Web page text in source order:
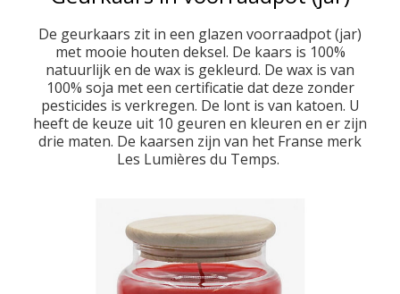
Zeep aan koord
Zeepbol
Ezel, geit, merrie, schaap
Zeep met melk en zout
Zeep met klei, algen, mineralen
Hartzepen en roosjes
Vloeibare zeep (pompje)
Douchegel
Bodylotion en crèmes
Handen en voeten
Badzout
Deodorant
Scheren
Private label
Parfumolie
Lavendelzakjes
Losse lavendel
Geurbranders
Linnenspray
Anti motten
Borstels
Cadeaulabels
Cadeaupakket zelf samenstellen
Kaarsen met logo
Geurstokjes met logo
Lavendelzakje met logo
Geurzakje met logo
Zeep met logo
Verzorgingsproducten met logo
Kruidenzakje met logo
Inloggen
Mijn bestellingen
Mijn tickets
Geselecteerd, niet besteld
De geurkaars zit in een glazen voorraadpot (jar)
met mooie houten deksel. De kaars is 100%
natuurlijk en de wax is gekleurd. De wax is van
100% soja met een certificatie dat deze zonder
pesticides is verkregen. De lont is van katoen. U
heeft de keuze uit 10 geuren en kleuren en er zijn
drie maten. De kaarsen zijn van het Franse merk
Les Lumières du Temps.